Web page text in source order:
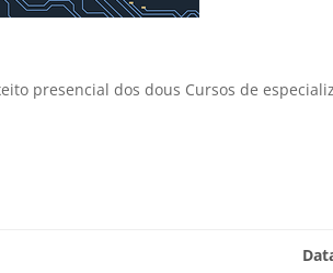
presencial dos dous Cursos de